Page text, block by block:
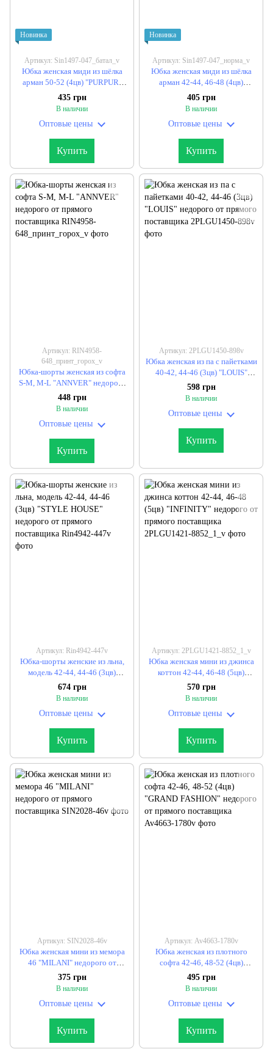
Новинка
Артикул: Sin1497-047_батал_v
Юбка женская миди из шёлка
арман 50-52 (4цв) "PURPUR"
недорого от прямого
поставщика
435 грн
В наличии
Оптовые цены
Купить
Новинка
Артикул: Sin1497-047_норма_v
Юбка женская миди из шёлка
арман 42-44, 46-48 (4цв)
"PURPUR" недорого от прямого
поставщика
405 грн
В наличии
Оптовые цены
Купить
Артикул: RIN4958-
648_принт_горох_v
Юбка-шорты женская из софта
S-M, M-L "ANNVER" недорого
от прямого поставщика
448 грн
В наличии
Оптовые цены
Купить
Артикул: 2PLGU1450-898v
Юбка женская из па с пайетками
40-42, 44-46 (3цв) "LOUIS"
недорого от прямого
поставщика
598 грн
В наличии
Оптовые цены
Купить
Артикул: Rin4942-447v
Юбка-шорты женские из льна,
модель 42-44, 44-46 (3цв)
"STYLE HOUSE" недорого от
прямого поставщика
674 грн
В наличии
Оптовые цены
Купить
Артикул: 2PLGU1421-8852_1_v
Юбка женская мини из джинса
коттон 42-44, 46-48 (5цв)
"INFINITY" недорого от прямого
поставщика
570 грн
В наличии
Оптовые цены
Купить
Артикул: SIN2028-46v
Юбка женская мини из мемора
46 "MILANI" недорого от
прямого поставщика
375 грн
В наличии
Оптовые цены
Купить
Артикул: Av4663-1780v
Юбка женская из плотного
софта 42-46, 48-52 (4цв)
"GRAND FASHION" недорого от
прямого поставщика
495 грн
В наличии
Оптовые цены
Купить